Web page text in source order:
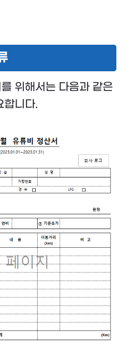
위해서는 다음과 같은
합니다.